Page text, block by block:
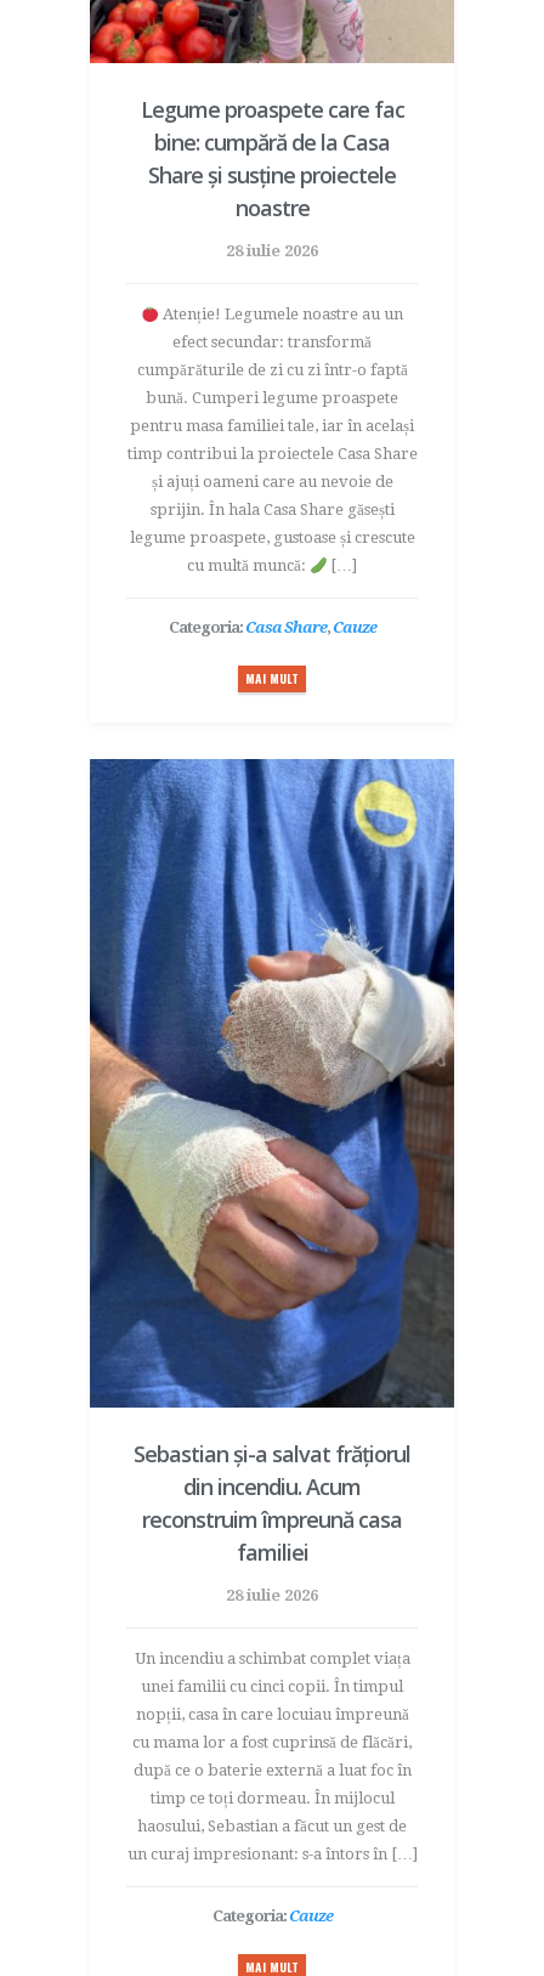
Legume proaspete care fac
bine: cumpără de la Casa
Share și susține proiectele
noastre
28 iulie 2026
Atenție! Legumele noastre au un
efect secundar: transformă
cumpărăturile de zi cu zi într-o faptă
bună. Cumperi legume proaspete
pentru masa familiei tale, iar în același
timp contribui la proiectele Casa Share
și ajuți oameni care au nevoie de
sprijin. În hala Casa Share găsești
legume proaspete, gustoase și crescute
cu multă muncă:
[…]
Categoria:Casa Share,Cauze
MAI MULT
Sebastian și-a salvat frățiorul
din incendiu. Acum
reconstruim împreună casa
familiei
28 iulie 2026
Un incendiu a schimbat complet viața
unei familii cu cinci copii. În timpul
nopții, casa în care locuiau împreună
cu mama lor a fost cuprinsă de flăcări,
după ce o baterie externă a luat foc în
timp ce toți dormeau. În mijlocul
haosului, Sebastian a făcut un gest de
un curaj impresionant: s-a întors în […]
Categoria:Cauze
MAI MULT